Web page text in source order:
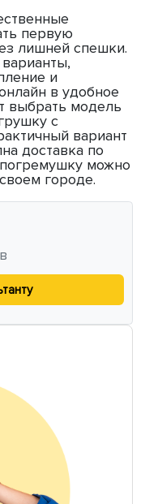
первую
лишней спешки.
и
в удобное
выбрать модель
с
вариант
доставка по
можно
городе.